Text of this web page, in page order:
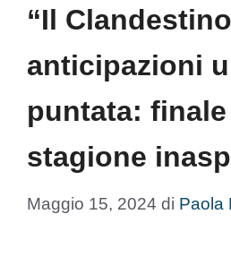
“Il
anticipazioni
puntata:
stagione
Maggio 15, 2024 di Paola